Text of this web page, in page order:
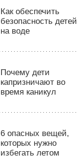
Как обеспечить
безопасность детей
на воде
Почему дети
капризничают во
время каникул
6 опасных вещей,
которых нужно
избегать летом